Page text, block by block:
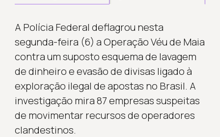
A Polícia Federal deflagrou nesta
segunda-feira (6) a Operação Véu de Maia
contra um suposto esquema de lavagem
de dinheiro e evasão de divisas ligado à
exploração ilegal de apostas no Brasil. A
investigação mira 87 empresas suspeitas
de movimentar recursos de operadores
clandestinos.